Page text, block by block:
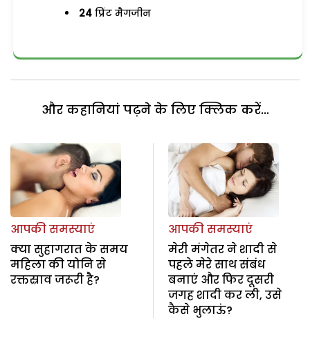
24 प्रिंट मैगजीन
और कहानियां पढ़ने के लिए क्लिक करें...
आपकी समस्याएं
क्या सुहागरात के समय
महिला की योनि से
रक्तस्राव जरूरी है?
आपकी समस्याएं
मेरी मंगेतर ने शादी से
पहले मेरे साथ संबंध
बनाएं और फिर दूसरी
जगह शादी कर ली, उसे
कैसे भुलाऊं?